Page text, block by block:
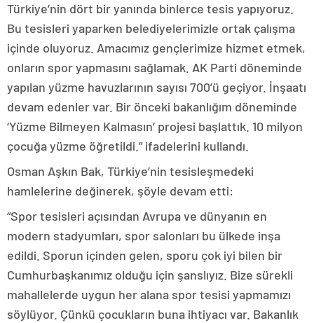
Türkiye’nin dört bir yanında binlerce tesis yapıyoruz.
Bu tesisleri yaparken belediyelerimizle ortak çalışma
içinde oluyoruz. Amacımız gençlerimize hizmet etmek,
onların spor yapmasını sağlamak. AK Parti döneminde
yapılan yüzme havuzlarının sayısı 700’ü geçiyor. İnşaatı
devam edenler var. Bir önceki bakanlığım döneminde
‘Yüzme Bilmeyen Kalmasın’ projesi başlattık. 10 milyon
çocuğa yüzme öğretildi.” ifadelerini kullandı.
Osman Aşkın Bak, Türkiye’nin tesisleşmedeki
hamlelerine değinerek, şöyle devam etti:
“Spor tesisleri açısından Avrupa ve dünyanın en
modern stadyumları, spor salonları bu ülkede inşa
edildi. Sporun içinden gelen, sporu çok iyi bilen bir
Cumhurbaşkanımız olduğu için şanslıyız. Bize sürekli
mahallelerde uygun her alana spor tesisi yapmamızı
söylüyor. Çünkü çocukların buna ihtiyacı var. Bakanlık